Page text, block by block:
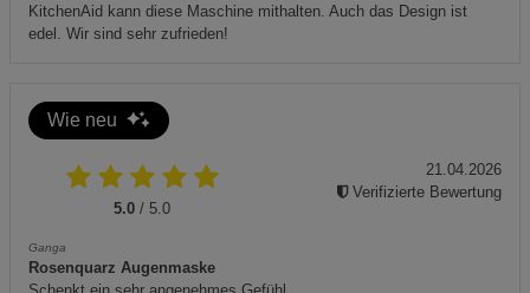
KitchenAid kann diese Maschine mithalten. Auch das Design ist
edel. Wir sind sehr zufrieden!
Wie neu
5.0 / 5.0
Ganga
Rosenquarz Augenmaske
21.04.2026
Verifizierte Bewertung